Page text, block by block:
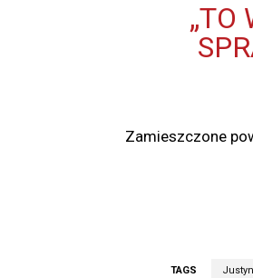
„TO
Zamieszczone
TAGS